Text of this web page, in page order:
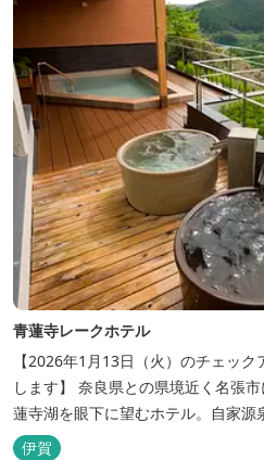
青蓮寺レークホテル
【2026年1月13日（火）のチェッ
します】 奈良県との県境近く名張市にある、紺碧の水をたたえた青
蓮寺湖を眼下に望むホテル。自家源
泉」は天然アルカリ泉。露天風呂か
伊賀